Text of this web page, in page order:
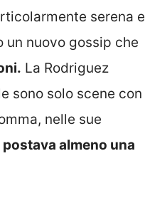
serena e
nuovo gossip che
La Rodriguez
sono solo scene con
nelle sue
almeno una